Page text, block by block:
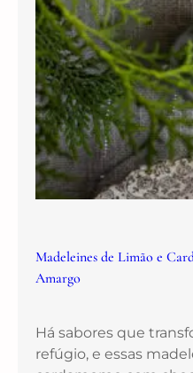
Madeleines de Limão e
Amargo
Há sabores que
refúgio, e essas